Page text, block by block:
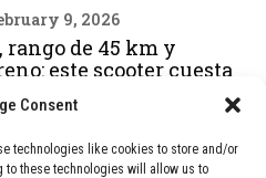
Consent
technologies like cookies to store and/or
to these technologies will allow us to
9, 2026
rango de 45 km y
este scooter cuesta
representa una